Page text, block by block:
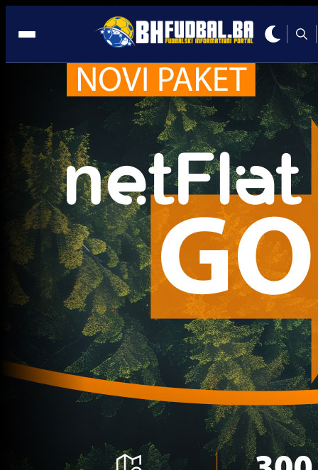
Multimedija
Multimedija
TOP U NOGAMA: Sejo Salihović postigao
treningu Hoffenheima
5 godina 6 mjesec